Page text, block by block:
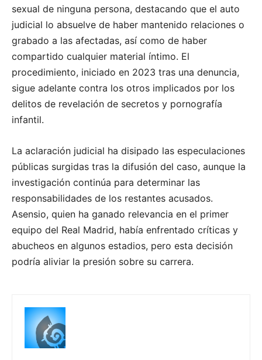
sexual de ninguna persona, destacando que el auto
judicial lo absuelve de haber mantenido relaciones o
grabado a las afectadas, así como de haber
compartido cualquier material íntimo. El
procedimiento, iniciado en 2023 tras una denuncia,
sigue adelante contra los otros implicados por los
delitos de revelación de secretos y pornografía
infantil.
La aclaración judicial ha disipado las especulaciones
públicas surgidas tras la difusión del caso, aunque la
investigación continúa para determinar las
responsabilidades de los restantes acusados.
Asensio, quien ha ganado relevancia en el primer
equipo del Real Madrid, había enfrentado críticas y
abucheos en algunos estadios, pero esta decisión
podría aliviar la presión sobre su carrera.